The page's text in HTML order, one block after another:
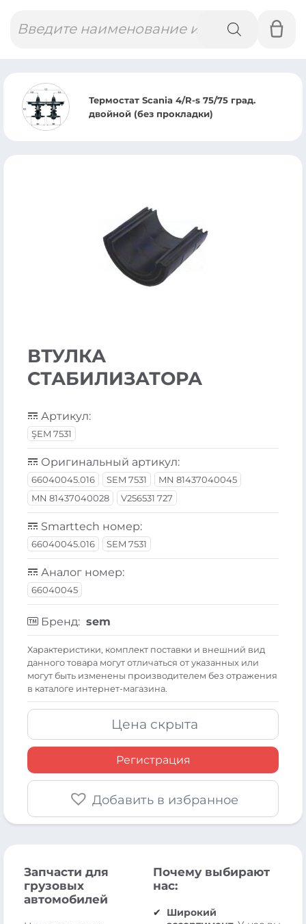
товаров
Scania 4/R-s 75/75 град.
(без прокладки)
ВТУЛКА
СТАБИЛИЗАТОРА
Артикул:
ŞEM 7531
Оригинальный артикул:
66040045.016 SEM 7531
MN 81437040045
MN 81437040028
V256531 727
Smarttech номер:
66040045.016 SEM 7531
Аналог номер:
66040045
Бренд: sem
Xарактеристики, комплект поставки и внешний вид
данного товара могут отличаться от указанных или
могут быть изменены производителем без отражения
в каталоге интернет-магазина.
Цена скрыта
Регистрация
Добавить в избранное
Запчасти для
грузовых
автомобилей
Почему выбирают
нас:
Широкий